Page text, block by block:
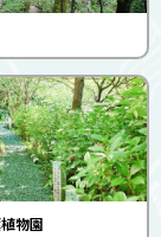
物園